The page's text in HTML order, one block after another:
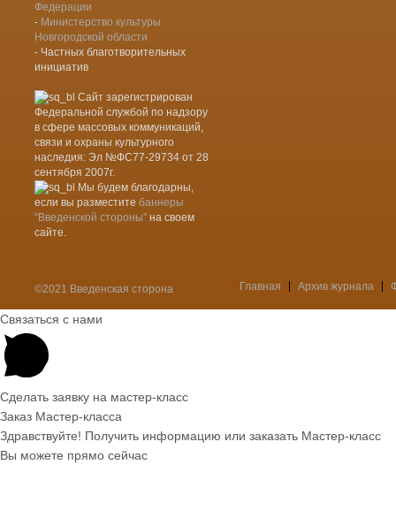
Федерации
- Министерство культуры
Новгородской области
- Частных благотворительных
инициатив
Сайт зарегистрирован
Федеральной службой по надзору
в сфере массовых коммуникаций,
связи и охраны культурного
наследия: Эл №ФС77-29734 от 28
сентября 2007г.
Мы будем благодарны,
если вы разместите баннеры
"Введенской стороны"на своем
сайте.
©2021 Введенская сторона Меню
Главная Архив журнала
Связаться с нами
Сделать заявку на мастер-класс
Заказ Мастер-класса
Здравствуйте! Получить информацию или заказать Мастер-класс
Вы можете прямо сейчас